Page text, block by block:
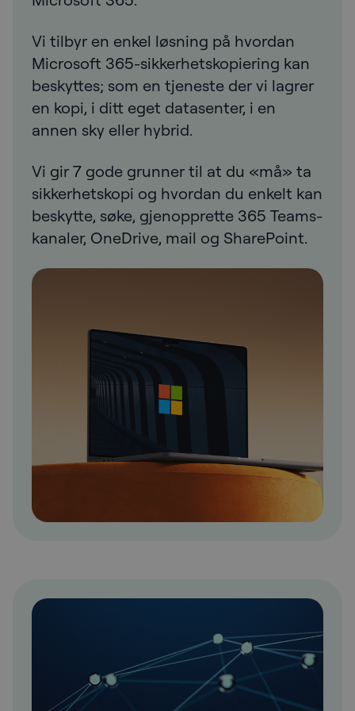
Vi tilbyr en enkel løsning på hvordan
Microsoft 365-sikkerhetskopiering kan
beskyttes; som en tjeneste der vi lagrer
en kopi, i ditt eget datasenter, i en
annen sky eller hybrid.
Vi gir 7 gode grunner til at du «må» ta
sikkerhetskopi og hvordan du enkelt kan
beskytte, søke, gjenopprette 365 Teams-
kanaler, OneDrive, mail og SharePoint.